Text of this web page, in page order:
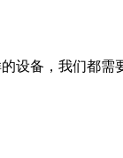
设备，我们都